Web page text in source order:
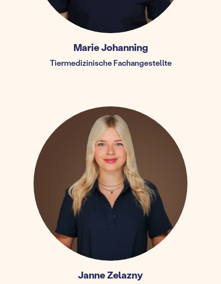
Marie Johanning
Tiermedizinische Fachangestellte
Janne Zelazny